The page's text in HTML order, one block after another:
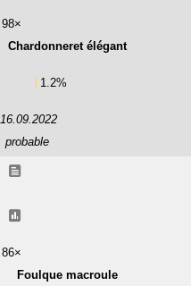
98×
Chardonneret élégant
1.2%
16.09.2022
probable
86×
Foulque macroule